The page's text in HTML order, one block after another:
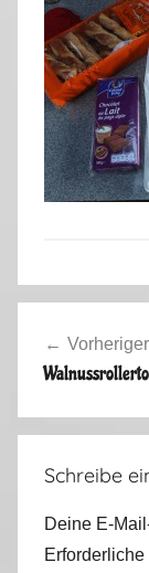
Schreibe
Deine E-